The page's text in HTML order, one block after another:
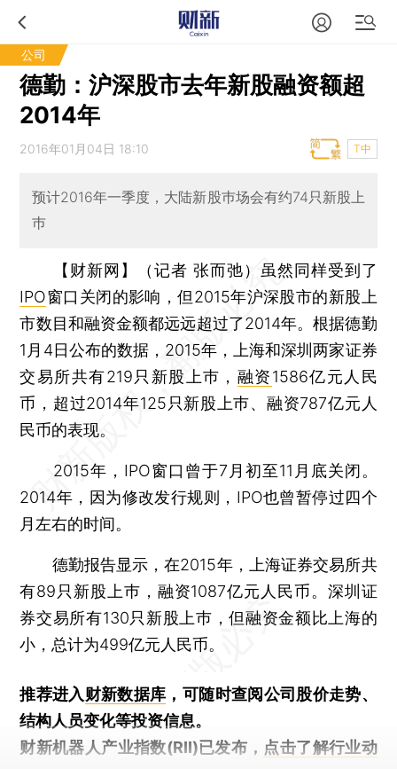
公司
德勤：沪深股市去年新股融资额超
2014年
2016年01月04日 18:10 T中
预计2016年一季度，大陆新股巿场会有约74只新股上
巿
【财新网】（记者 张而弛）
虽然同样受到了
IPO窗口关闭的影响，但2015年沪深股市的新股上
市数目和融资金额都远远超过了2014年。根据德勤
1月4日公布的数据，2015年，上海和深圳两家证券
交易所共有219只新股上巿， 融资1586亿元人民
币，超过2014年125只新股上巿、融资787亿元人
民币的表现。
2015年，IPO窗口曾于7月初至11月底关闭。
2014年，因为修改发行规则，IPO也曾暂停过四个
月左右的时间。
德勤报告显示，在2015年，上海证券交易所共
有89只新股上巿，融资1087亿元人民币。深圳证
券交易所有130只新股上巿，但融资金额比上海的
小，总计为499亿元人民币。
推荐进入财新数据库 ，可随时查阅公司股价走势、
结构人员变化等投资信息。
财新机器人产业指数(RII)已发布， 点击了解行业动